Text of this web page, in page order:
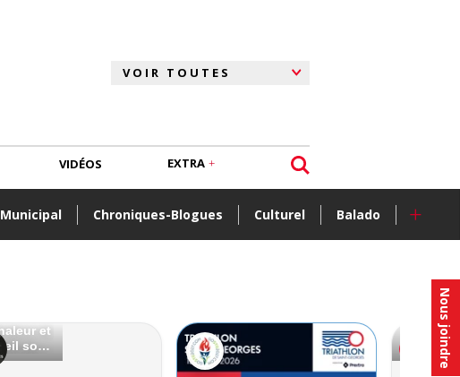
Nous joindre
Municipal Chroniques-Blogues Culturel Balado +
VIDÉOS EXTRA